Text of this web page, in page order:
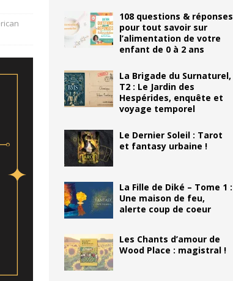
108 questions & réponses
pour tout savoir sur
l’alimentation de votre
enfant de 0 à 2 ans
La Brigade du Surnaturel,
T2 : Le Jardin des
Hespérides, enquête et
voyage temporel
Le Dernier Soleil : Tarot
et fantasy urbaine !
La Fille de Diké – Tome 1 :
Une maison de feu,
alerte coup de coeur
Les Chants d’amour de
Wood Place : magistral !